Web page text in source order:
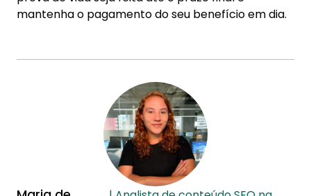
mantenha o pagamento do seu benefício em dia.